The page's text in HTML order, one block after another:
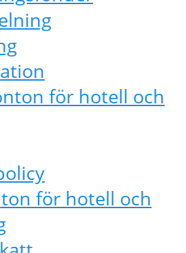
för hotell och
för hotell och